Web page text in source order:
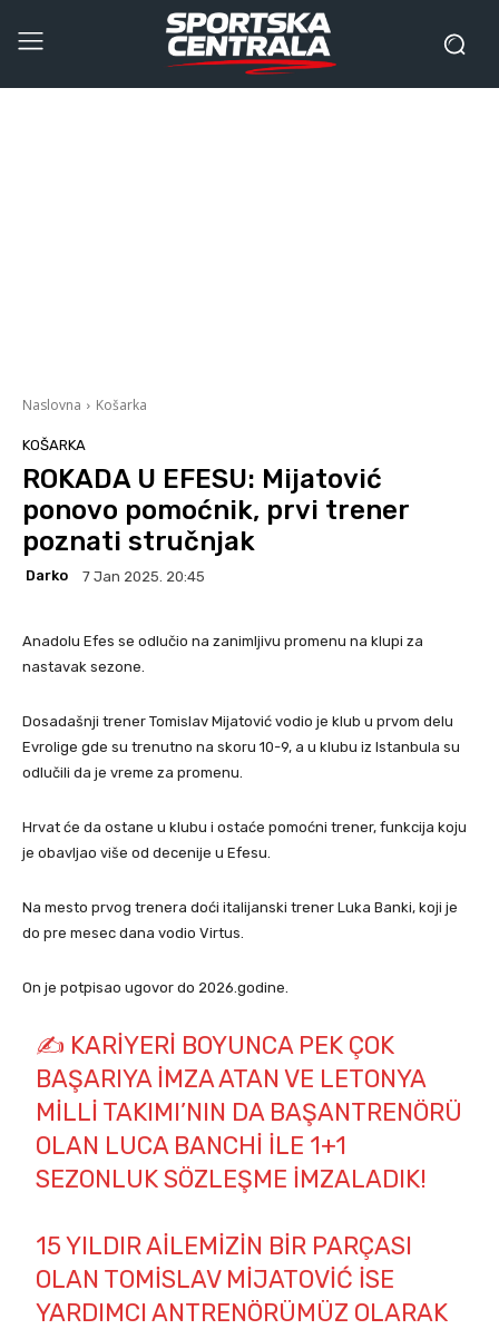
Naslovna Košarka
KOŠARKA
ROKADA U EFESU: Mijatović
ponovo pomoćnik, prvi trener
poznati stručnjak
Darko 7 Jan 2025. 20:45
Anadolu Efes se odlučio na zanimljivu promenu na klupi za
nastavak sezone.
Dosadašnji trener Tomislav Mijatović vodio je klub u prvom delu
Evrolige gde su trenutno na skoru 10-9, a u klubu iz Istanbula su
odlučili da je vreme za promenu.
Hrvat će da ostane u klubu i ostaće pomoćni trener, funkcija koju
je obavljao više od decenije u Efesu.
Na mesto prvog trenera doći italijanski trener Luka Banki, koji je
do pre mesec dana vodio Virtus.
On je potpisao ugovor do 2026.godine.
✍️ KARIYERI BOYUNCA PEK ÇOK
BAŞARIYA IMZA ATAN VE LETONYA
MILLI TAKIMI’NIN DA BAŞANTRENÖRÜ
OLAN LUCA BANCHI ILE 1+1
SEZONLUK SÖZLEŞME IMZALADIK!
15 YILDIR AILEMIZIN BIR PARÇASI
OLAN TOMISLAV MIJATOVIĆ ISE
YARDIMCI ANTRENÖRÜMÜZ OLARAK